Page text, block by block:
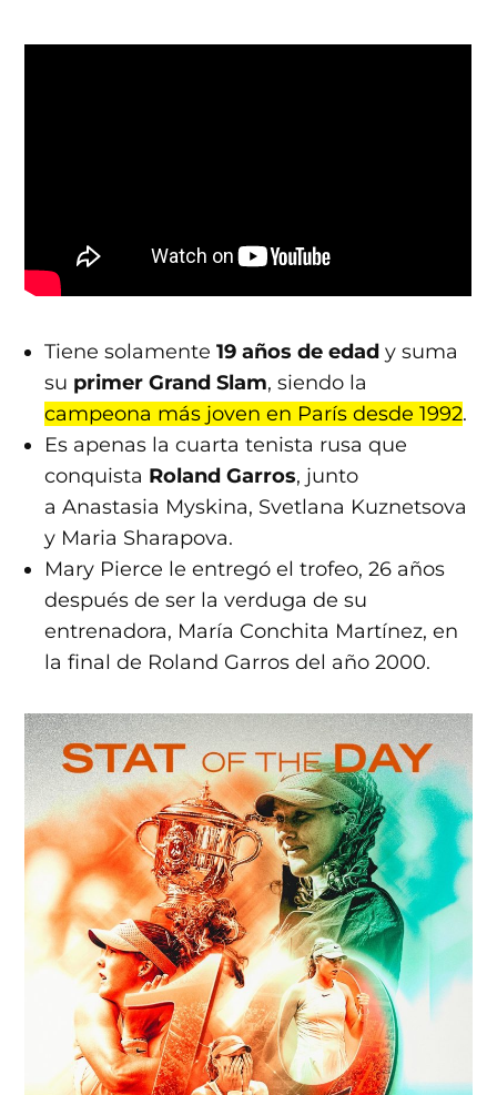
Tiene solamente19 años de edad y suma
su primer Grand Slam, siendo la
campeona más joven en París desde 1992.
Es apenas la cuarta tenista rusa que
conquista Roland Garros, junto
a Anastasia Myskina, Svetlana Kuznetsova
y Maria Sharapova.
Mary Pierce le entregó el trofeo, 26 años
después de ser la verduga de su
entrenadora, María Conchita Martínez, en
la final de Roland Garros del año 2000.